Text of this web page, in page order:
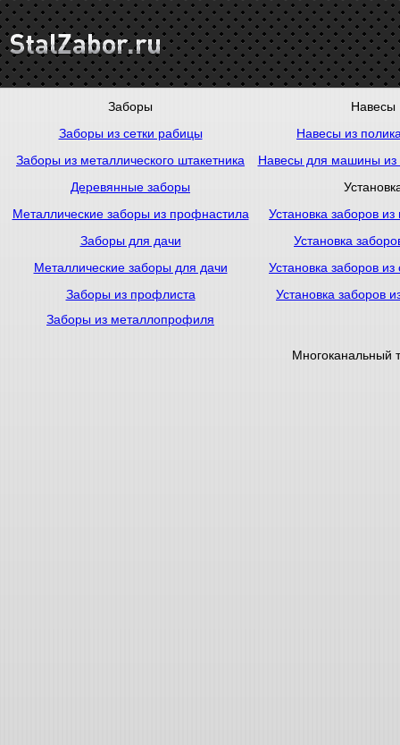
Заборы
Навесы
Заборы из сетки рабицы
Навесы из
Заборы из металлического штакетника
Навесы для машины из
Деревянные заборы
Металлические заборы из профнастила
Установка заборов
Заборы для дачи
Установка
Металлические заборы для дачи
Установка заборов
Заборы из профлиста
Установка заборов
Заборы из металлопрофиля